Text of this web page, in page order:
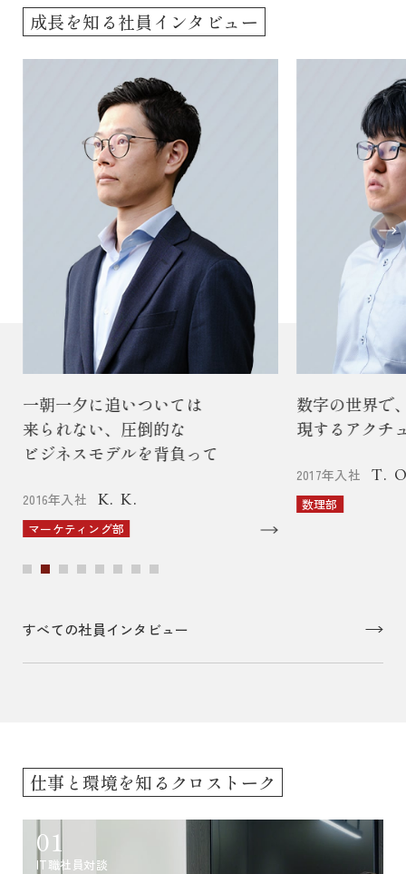
成長を知る社員インタビュー
一朝一夕に追いついては
来られない、圧倒的な
ビジネスモデルを背負って
2016年入社 K. K.
マーケティング部
数字の世界で
現するアクチ
2017年入社 T.
数理部
すべての社員インタビュー
仕事と環境を知るクロストーク
01
IT職社員対談